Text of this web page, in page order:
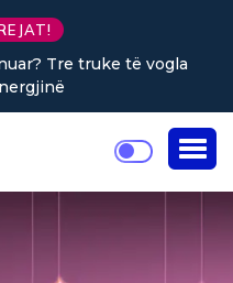
Tre truke të vogla